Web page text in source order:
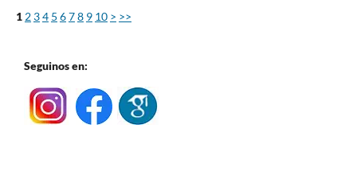
1 2 34 5 678 9 10 > >>
Seguinos en: